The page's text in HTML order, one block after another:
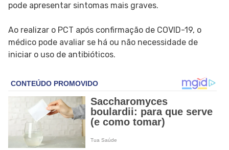
pode apresentar sintomas mais graves.
Ao realizar o PCT após confirmação de COVID-19, o
médico pode avaliar se há ou não necessidade de
iniciar o uso de antibióticos.